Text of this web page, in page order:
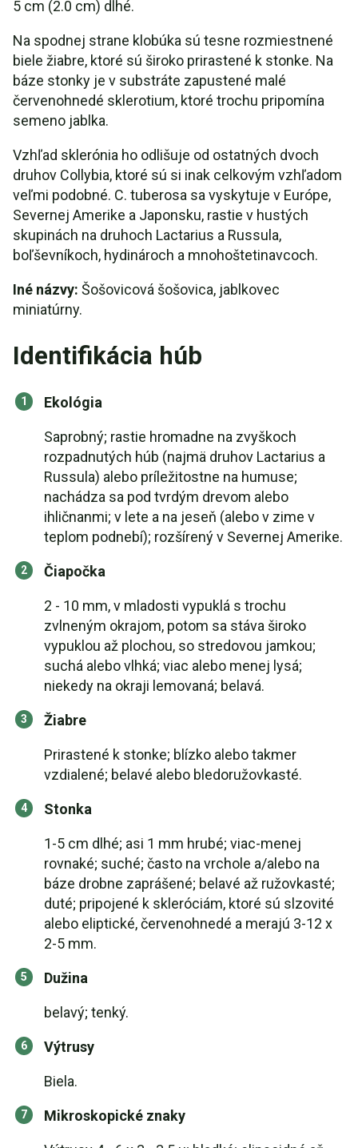
5 cm (2.0 cm) dlhé.
Na spodnej strane klobúka sú tesne rozmiestnené
biele žiabre, ktoré sú široko prirastené k stonke. Na
báze stonky je v substráte zapustené malé
červenohnedé sklerotium, ktoré trochu pripomína
semeno jablka.
Vzhľad sklerónia ho odlišuje od ostatných dvoch
druhov Collybia, ktoré sú si inak celkovým vzhľadom
veľmi podobné. C. tuberosa sa vyskytuje v Európe,
Severnej Amerike a Japonsku, rastie v hustých
skupinách na druhoch Lactarius a Russula,
boľševníkoch, hydinároch a mnohoštetinavcoch.
Iné názvy: Šošovicová šošovica, jablkovec
miniatúrny.
Identifikácia húb
Ekológia
Saprobný; rastie hromadne na zvyškoch
rozpadnutých húb (najmä druhov Lactarius a
Russula) alebo príležitostne na humuse;
nachádza sa pod tvrdým drevom alebo
ihličnanmi; v lete a na jeseň (alebo v zime v
teplom podnebí); rozšírený v Severnej Amerike.
Čiapočka
2 - 10 mm, v mladosti vypuklá s trochu
zvlneným okrajom, potom sa stáva široko
vypuklou až plochou, so stredovou jamkou;
suchá alebo vlhká; viac alebo menej lysá;
niekedy na okraji lemovaná; belavá.
Žiabre
Prirastené k stonke; blízko alebo takmer
vzdialené; belavé alebo bledoružovkasté.
Stonka
1-5 cm dlhé; asi 1 mm hrubé; viac-menej
rovnaké; suché; často na vrchole a/alebo na
báze drobne zaprášené; belavé až ružovkasté;
duté; pripojené k skleróciám, ktoré sú slzovité
alebo eliptické, červenohnedé a merajú 3-12 x
2-5 mm.
Dužina
belavý; tenký.
Výtrusy
Biela.
Mikroskopické znaky